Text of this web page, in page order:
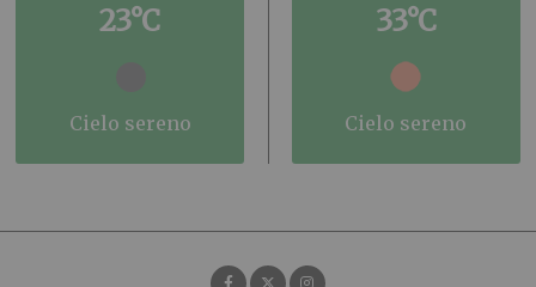
23°C
cielo sereno
33°C
cielo sereno